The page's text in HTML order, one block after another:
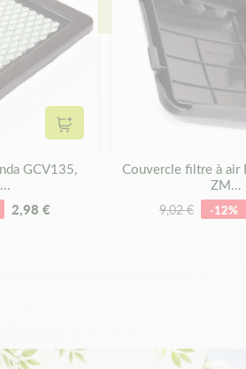
Ajouter au panier
GCV135,
2,98 €
Couvercle filtre à air
ZM...
9,02 € -12%